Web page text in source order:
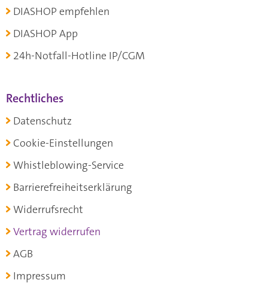
DIASHOP empfehlen
DIASHOP App
24h-Notfall-Hotline IP/CGM
Rechtliches
Datenschutz
Cookie-Einstellungen
Whistleblowing-Service
Barrierefreiheitserklärung
Widerrufsrecht
Vertrag widerrufen
AGB
Impressum